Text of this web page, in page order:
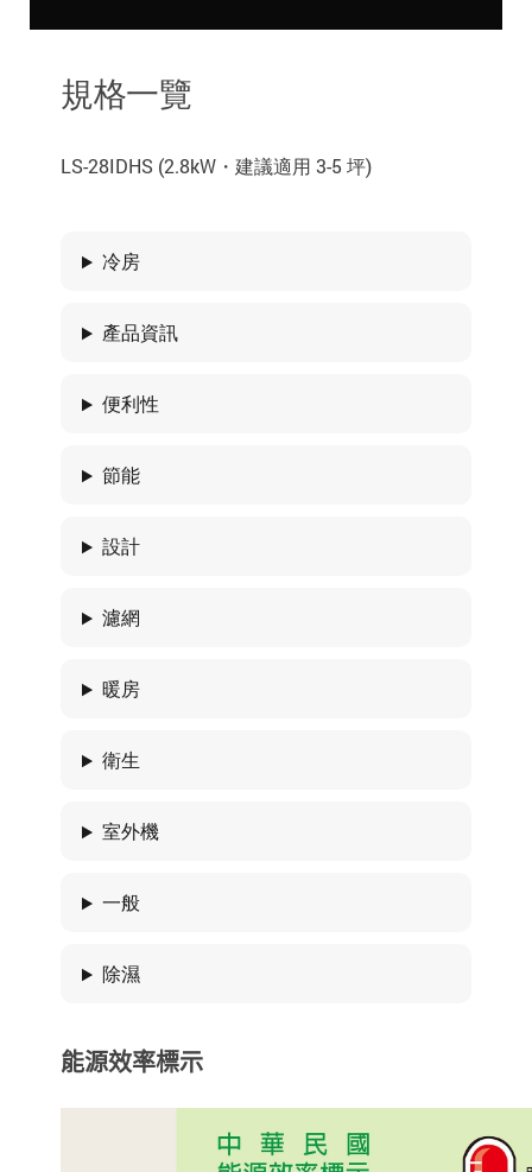
規格一覽
LS-28IDHS (2.8kW・建議適用 3-5 坪)
冷房
產品資訊
便利性
節能
設計
濾網
暖房
衛生
室外機
一般
除濕
能源效率標示